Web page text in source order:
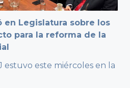
en Legislatura sobre los
para la reforma de la
estuvo este miércoles en la